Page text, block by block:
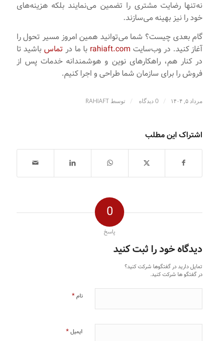
نه‌تنها رضایت مشتری را تضمین می‌نمایند بلکه هزینه‌های
خود را نیز بهینه می‌سازند.
گام بعدی چیست؟ شما می‌توانید همین امروز مسیر تحول را
آغاز کنید. در وب‌سایت rahiaft.com با ما در تماسباشید تا
در کنار هم، راهکارهای نوین و هوشمندانه خدمات پس از
فروش را برای سازمان شما طراحی و اجرا کنیم.
مرداد ۵, ۱۴۰۴ / 0 دیدگاه / توسط RAHIAFT
اشتراک این مطلب
0
پاسخ
دیدگاه خود را ثبت کنید
تمایل دارید در گفتگوها شرکت کنید؟
در گفتگو ها شرکت کنید.
نام*
ایمیل*